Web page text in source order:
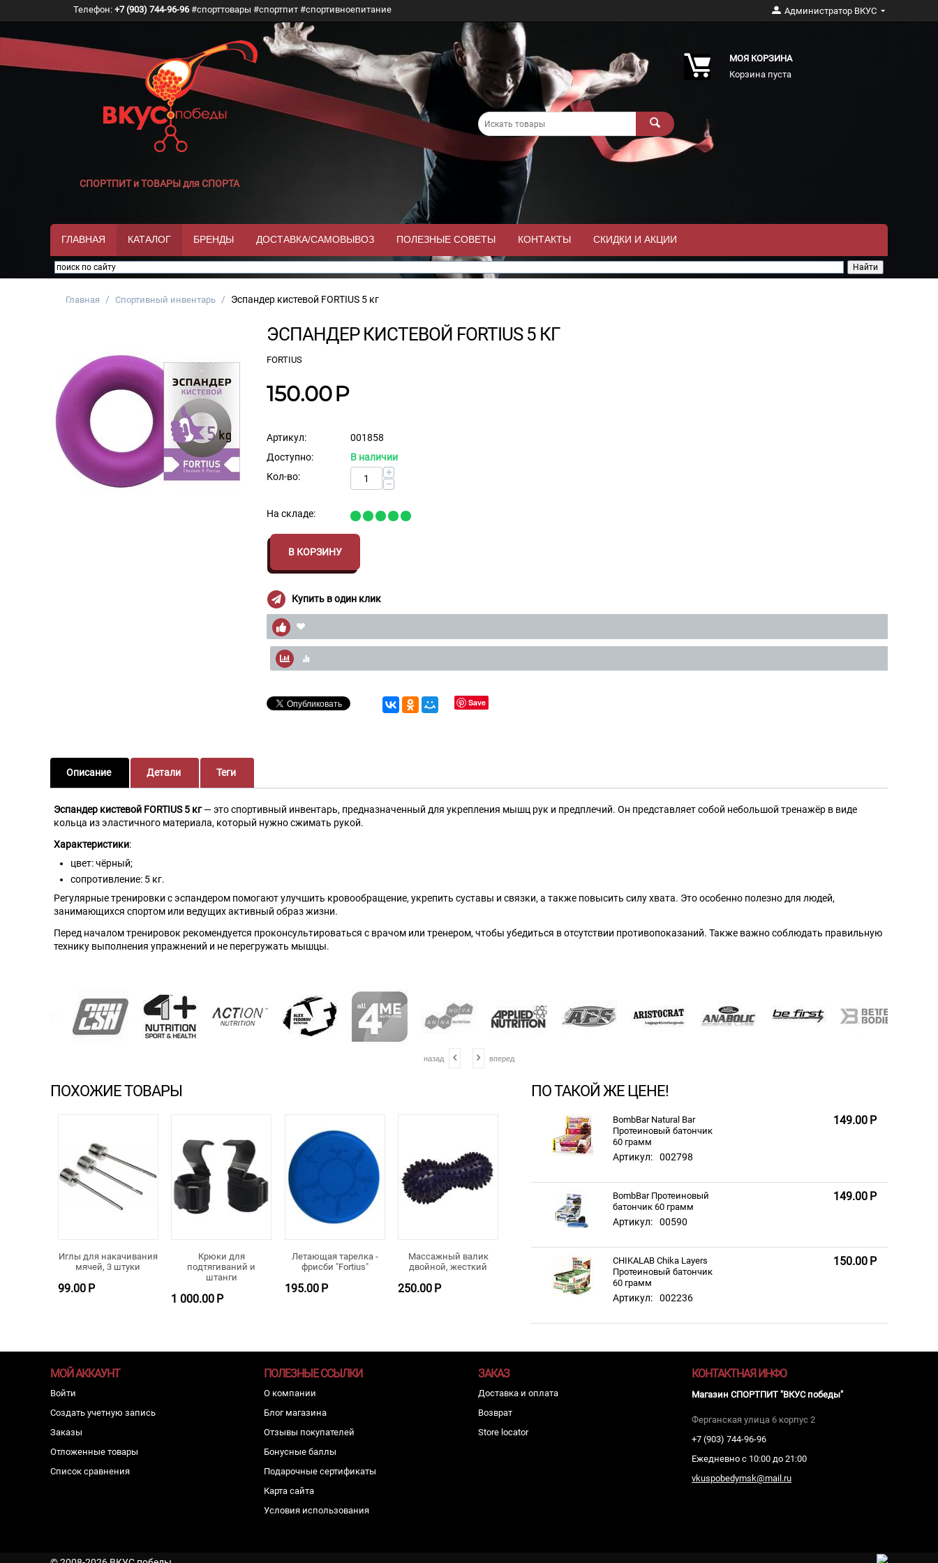
Телефон: +7 (903) 744-96-96#спорттовары #спортпит #спортивноепитание Администратор ВКУС
СПОРТПИТ и ТОВАРЫ для СПОРТА
МОЯ КОРЗИНА
Корзина пуста
ГЛАВНАЯ КАТАЛОГ БРЕНДЫ ДОСТАВКА/САМОВЫВОЗ ПОЛЕЗНЫЕ СОВЕТЫ КОНТАКТЫ СКИДКИ И АКЦИИ
Главная / Спортивный инвентарь / Эспандер кистевой FORTIUS 5 кг
ЭСПАНДЕР КИСТЕВОЙ FORTIUS 5 КГ
FORTIUS
150.00Р
Артикул:
001858
Доступно:
В наличии
Кол-во:
+
−
На складе:
В КОРЗИНУ
Купить в один клик
Save
Описание Детали Теги
Эспандер кистевой FORTIUS 5 кг— это спортивный инвентарь, предназначенный для укрепления мышц рук и предплечий. Он представляет собой небольшой тренажёр в виде
кольца из эластичного материала, который нужно сжимать рукой.
Характеристики:
цвет: чёрный;
сопротивление: 5 кг.
Регулярные тренировки с эспандером помогают улучшить кровообращение, укрепить суставы и связки, а также повысить силу хвата. Это особенно полезно для людей,
занимающихся спортом или ведущих активный образ жизни.
Перед началом тренировок рекомендуется проконсультироваться с врачом или тренером, чтобы убедиться в отсутствии противопоказаний. Также важно соблюдать правильную
технику выполнения упражнений и не перегружать мышцы.
назад вперед
ПОХОЖИЕ ТОВАРЫ
Иглы для накачивания
мячей, 3 штуки
99.00 Р
Крюки для
подтягиваний и
штанги
1 000.00 Р
Летающая тарелка -
фрисби "Fortius"
195.00 Р
Массажный валик
двойной, жесткий
250.00 Р
ПО ТАКОЙ ЖЕ ЦЕНЕ!
BombBar Natural Bar
Протеиновый батончик
60 грамм
Артикул: 002798
149.00 Р
BombBar Протеиновый
батончик 60 грамм
Артикул: 00590
149.00 Р
CHIKALAB Chika Layers
Протеиновый батончик
60 грамм
Артикул: 002236
150.00 Р
МОЙ АККАУНТ
Войти
Создать учетную запись
Заказы
Отложенные товары
Список сравнения
ПОЛЕЗНЫЕ ССЫЛКИ
О компании
Блог магазина
Отзывы покупателей
Бонусные баллы
Подарочные сертификаты
Карта сайта
Условия использования
ЗАКАЗ
Доставка и оплата
Возврат
Store locator
КОНТАКТНАЯ ИНФО
Магазин СПОРТПИТ "ВКУС победы"
Ферганская улица 6 корпус 2
+7 (903) 744-96-96
Ежедневно с 10:00 до 21:00
vkuspobedymsk@mail.ru